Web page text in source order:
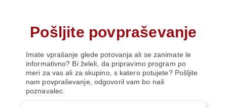
Pošljite povpraševanje
Imate vprašanje glede potovanja ali se zanimate le
informativno? Bi želeli, da pripravimo program po
meri za vas ali za skupino, s katero potujete? Pošljite
nam povpraševanje, odgovoril vam bo naš
poznavalec.